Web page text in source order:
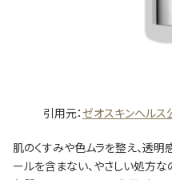
引用元：ゼオスキンヘルス
肌のくすみや色ムラを整え、透明
ールを含まない、やさしい処方